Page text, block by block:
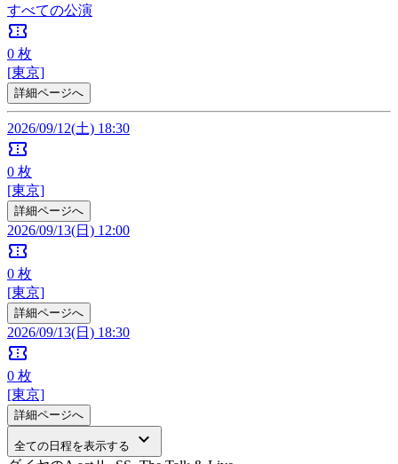
すべての公演
confirmation_number
0 枚
[東京]
詳細ページへ
2026/09/12(土) 18:30
confirmation_number
0 枚
[東京]
詳細ページへ
2026/09/13(日) 12:00
confirmation_number
0 枚
[東京]
詳細ページへ
2026/09/13(日) 18:30
confirmation_number
0 枚
[東京]
詳細ページへ
全ての日程を表示する keyboard_arrow_down